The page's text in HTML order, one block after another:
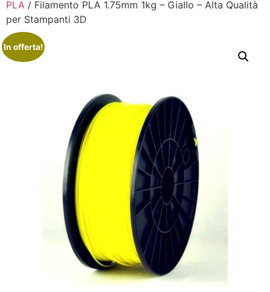
PLA / Filamento PLA 1.75mm 1kg – Giallo – Alta Qualità
per Stampanti 3D
In offerta!